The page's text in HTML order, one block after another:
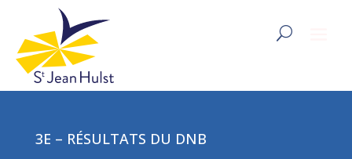
3E – RÉSULTATS DU DNB